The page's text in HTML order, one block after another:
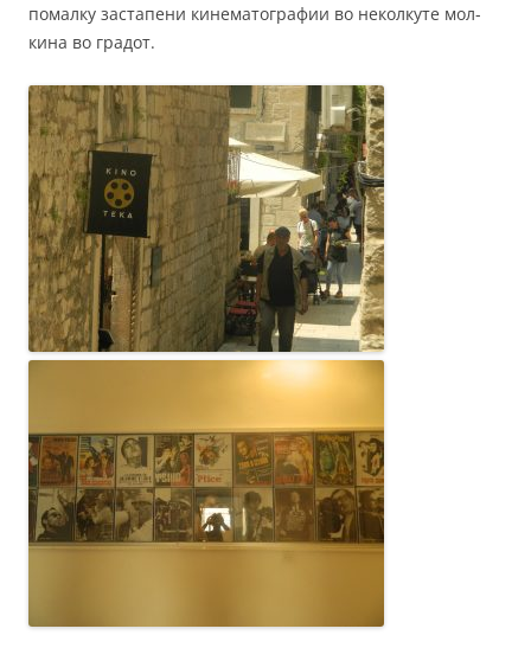
помалку застапени кинематографии во неколкуте мол-
кина во градот.